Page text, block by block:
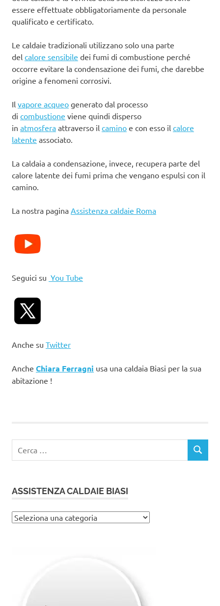
essere effettuate obbligatoriamente da personale
qualificato e certificato.
Le caldaie tradizionali utilizzano solo una parte
del calore sensibile dei fumi di combustione perché
occorre evitare la condensazione dei fumi, che darebbe
origine a fenomeni corrosivi.
Il vapore acqueo generato dal processo
di combustione viene quindi disperso
in atmosfera attraverso il camino e con esso il calore
latente associato.
La caldaia a condensazione, invece, recupera parte del
calore latente dei fumi prima che vengano espulsi con il
camino.
La nostra pagina Assistenza caldaie Roma
Seguici su You Tube
Anche su Twitter
Anche Chiara Ferragni usa una caldaia Biasi per la sua
abitazione !
CERCA
ASSISTENZA CALDAIE BIASI
Assistenza